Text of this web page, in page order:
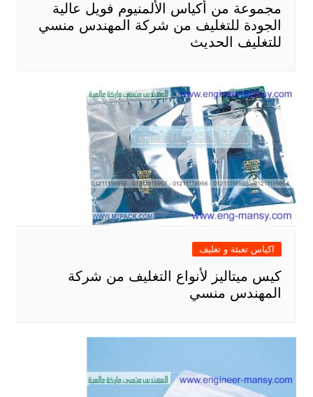
مجموعة من أكياس الألمنيوم فويل عالية
الجودة للتغليف من شركة المهندس منسي
للتغليف الحديث
اكياس تعبئة و تغليف
كيس ميتاليز لأنواع التغليف من شركة
المهندس منسي